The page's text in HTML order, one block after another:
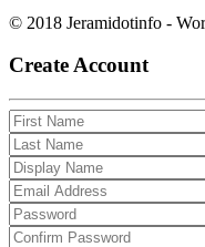
© 2018 Jeramidotinfo -
Create Account